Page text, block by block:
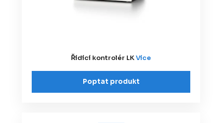
Řídící kontrolér LKVíce
Poptat produkt